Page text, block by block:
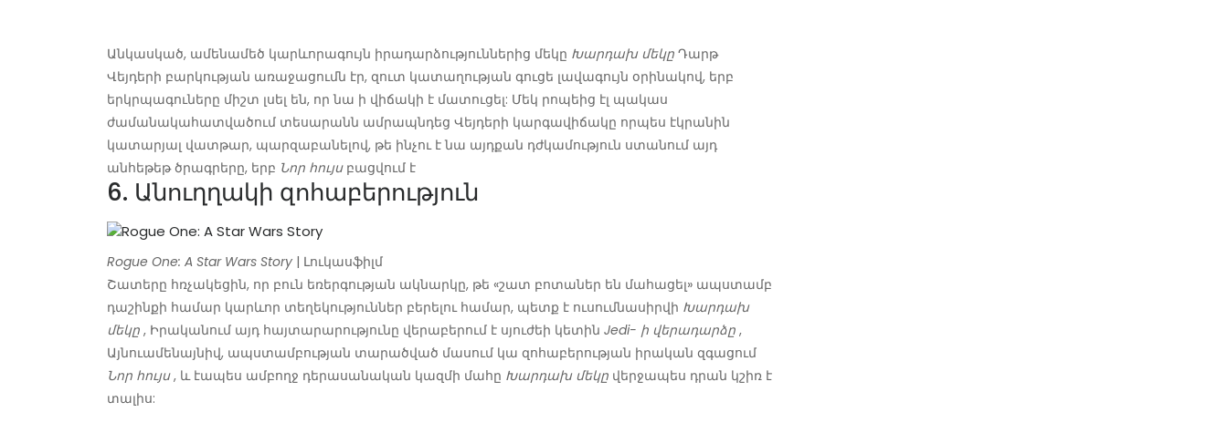
Անկասկած, ամենամեծ կարևորագույն իրադարձություններից մեկը Խարդախ մեկը Դարթ
Վեյդերի բարկության առաջացումն էր, զուտ կատաղության գուցե լավագույն օրինակով, երբ
երկրպագուները միշտ լսել են, որ նա ի վիճակի է մատուցել: Մեկ րոպեից էլ պակաս
ժամանակահատվածում տեսարանն ամրապնդեց Վեյդերի կարգավիճակը որպես էկրանին
կատարյալ վատթար, պարզաբանելով, թե ինչու է նա այդքան դժկամություն ստանում այդ
անհեթեթ ծրագրերը, երբ Նոր հույսբացվում է
6. Անուղղակի զոհաբերություն
Rogue One: A Star Wars Story | Լուկասֆիլմ
Շատերը հռչակեցին, որ բուն եռերգության ակնարկը, թե «շատ բոտաներ են մահացել» ապստամբ
դաշինքի համար կարևոր տեղեկություններ բերելու համար, պետք է ուսումնասիրվի Խարդախ
մեկը , Իրականում այդ հայտարարությունը վերաբերում է սյուժեի կետին Jedi- ի վերադարձը ,
Այնուամենայնիվ, ապստամբության տարածված մասում կա զոհաբերության իրական զգացում
Նոր հույս, և էապես ամբողջ դերասանական կազմի մահը Խարդախ մեկը վերջապես դրան կշիռ է
տալիս: